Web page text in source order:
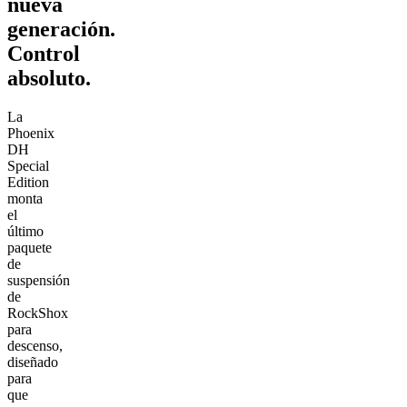
generación.
Control
absoluto.
La
Phoenix
DH
Special
Edition
monta
el
último
paquete
de
suspensión
de
RockShox
para
descenso,
diseñado
para
que